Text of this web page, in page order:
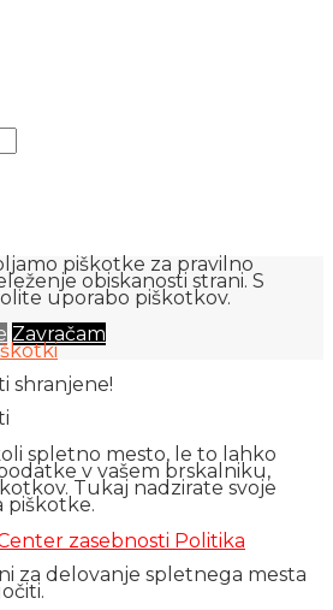
piškotke za pravilno
obiskanosti strani. S
uporabo piškotkov.
Zavračam
shranjene!
spletno mesto, le to lahko
v vašem brskalniku,
Tukaj nadzirate svoje
piškotke.
zasebnosti Politika
za delovanje spletnega mesta